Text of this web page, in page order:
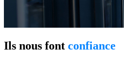
Ils nous font confiance